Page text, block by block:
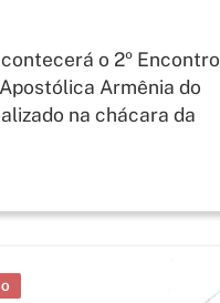
o 2º Encontro
Armênia do
na chácara da